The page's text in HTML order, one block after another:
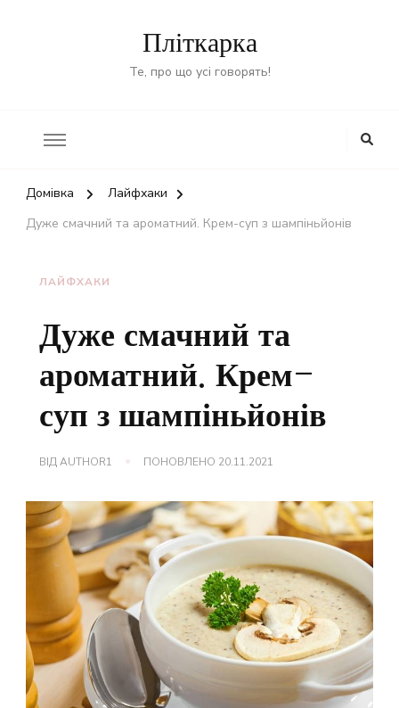
Пліткарка
Те, про що усі говорять!
Домівка
Лайфхаки
Дуже смачний та ароматний. Крем-суп з шампіньйонів
ЛАЙФХАКИ
Дуже смачний та
ароматний. Крем-
суп з шампіньйонів
ВІДAUTHOR1 ПОНОВЛЕНО 20.11.2021